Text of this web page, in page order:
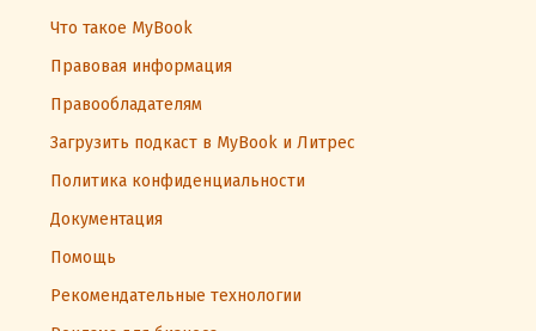
Что такое MyBook
Правовая информация
Правообладателям
Загрузить подкаст в MyBook и Литрес
Политика конфиденциальности
Документация
Помощь
Рекомендательные технологии